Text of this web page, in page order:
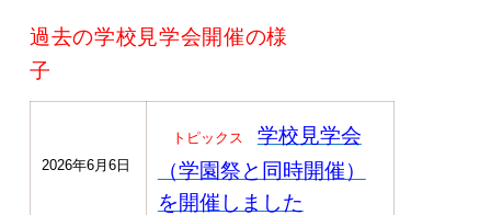
過去の学校見学会開催の様
子
2026年6月6日
トピックス
学校見学会
（学園祭と同時開催）
を開催しました